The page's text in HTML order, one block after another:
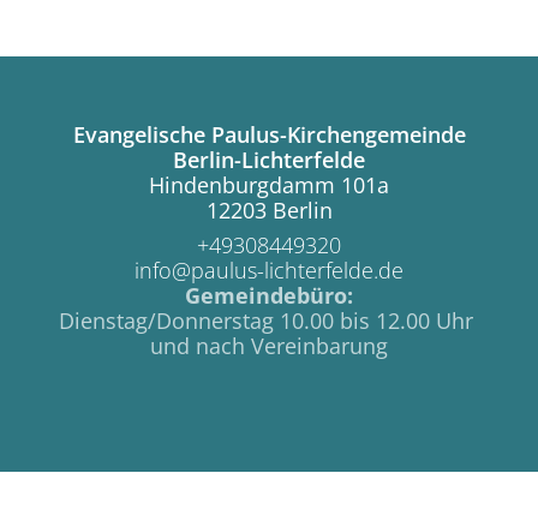
Evangelische Paulus-Kirchengemeinde
Berlin-Lichterfelde
Hindenburgdamm 101a
12203 Berlin
+49308449320
info@paulus-lichterfelde.de
Gemeindebüro:
Dienstag/Donnerstag 10.00 bis 12.00 Uhr
und nach Vereinbarung